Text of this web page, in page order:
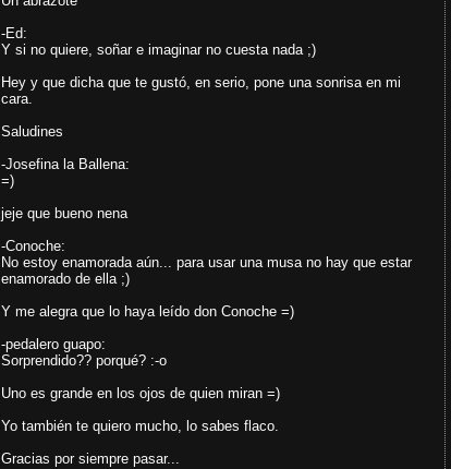
-Ed:
Y si no quiere, soñar e imaginar no cuesta nada ;)
Hey y que dicha que te gustó, en serio, pone una sonrisa en mi
cara.
Saludines
-Josefina la Ballena:
=)
jeje que bueno nena
-Conoche:
No estoy enamorada aún... para usar una musa no hay que estar
enamorado de ella ;)
Y me alegra que lo haya leído don Conoche =)
-pedalero guapo:
Sorprendido?? porqué? :-o
Uno es grande en los ojos de quien miran =)
Yo también te quiero mucho, lo sabes flaco.
Gracias por siempre pasar...